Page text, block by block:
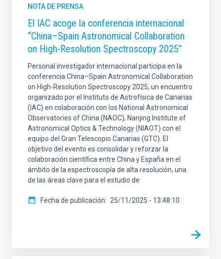
NOTA DE PRENSA
El IAC acoge la conferencia internacional
“China–Spain Astronomical Collaboration
on High-Resolution Spectroscopy 2025”
Personal investigador internacional participa en la
conferencia China–Spain Astronomical Collaboration
on High-Resolution Spectroscopy 2025, un encuentro
organizado por el Instituto de Astrofísica de Canarias
(IAC) en colaboración con los National Astronomical
Observatories of China (NAOC), Nanjing Institute of
Astronomical Optics & Technology (NIAOT) con el
equipo del Gran Telescopio Canarias (GTC). El
objetivo del evento es consolidar y reforzar la
colaboración científica entre China y España en el
ámbito de la espectroscopía de alta resolución, una
de las áreas clave para el estudio de
Fecha de publicación 25/11/2025 - 13:48:10